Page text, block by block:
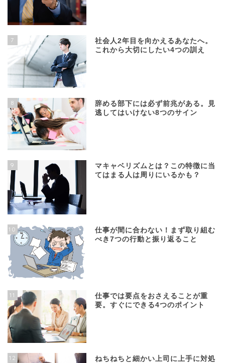
7
社会人2年目を向かえるあなたへ。
これから大切にしたい4つの訓え
8
辞める部下には必ず前兆がある。見
逃してはいけない8つのサイン
9
マキャベリズムとは？この特徴に当
てはまる人は周りにいるかも？
10
仕事が間に合わない！まず取り組む
べき7つの行動と振り返ること
11
仕事では要点をおさえることが重
要。すぐにできる4つのポイント
12
ねちねちと細かい上司に上手に対処